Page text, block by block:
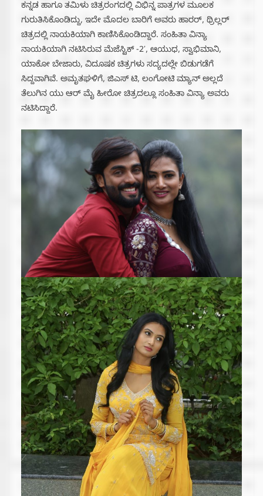
ಕನ್ನಡ ಹಾಗೂ ತಮಿಳು ಚಿತ್ರರಂಗದಲ್ಲಿ ವಿಭಿನ್ನ ಪಾತ್ರಗಳ ಮೂಲಕ
ಗುರುತಿಸಿಕೊಂಡಿದ್ದು, ಇದೇ ಮೊದಲ ಬಾರಿಗೆ ಅವರು ಹಾರರ್, ಥ್ರಿಲ್ಲರ್
ಚಿತ್ರದಲ್ಲಿ ನಾಯಕಿಯಾಗಿ ಕಾಣಿಸಿಕೊಂಡಿದ್ದಾರೆ. ಸಂಹಿತಾ ವಿನ್ಯಾ
ನಾಯಕಿಯಾಗಿ ನಟಿಸಿರುವ ಮೆಜೆಸ್ಟಿಕ್ -2′, ಆಯುಧ, ಸ್ವಾಭಿಮಾನಿ,
ಯಾಕೋ ಬೇಜಾರು, ವಿದೂಷಕ ಚಿತ್ರಗಳು ಸದ್ಯದಲ್ಲೇ ಬಿಡುಗಡೆಗೆ
ಸಿದ್ದವಾಗಿವೆ‌. ಅಮೃತಘಳಿಗೆ, ಜಿಎಸ್ ಟಿ, ಲಂಗೋಟಿ ಮ್ಯಾನ್ ಅಲ್ಲದೆ
ತೆಲುಗಿನ ಯು ಆರ್ ಮೈ ಹೀರೋ ಚಿತ್ರದಲ್ಲೂ ಸಂಹಿತಾ ವಿನ್ಯಾ ಅವರು
ನಟಿಸಿದ್ದಾರೆ.